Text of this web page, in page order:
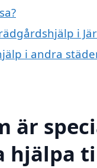
i
i andra
är
hjälpa